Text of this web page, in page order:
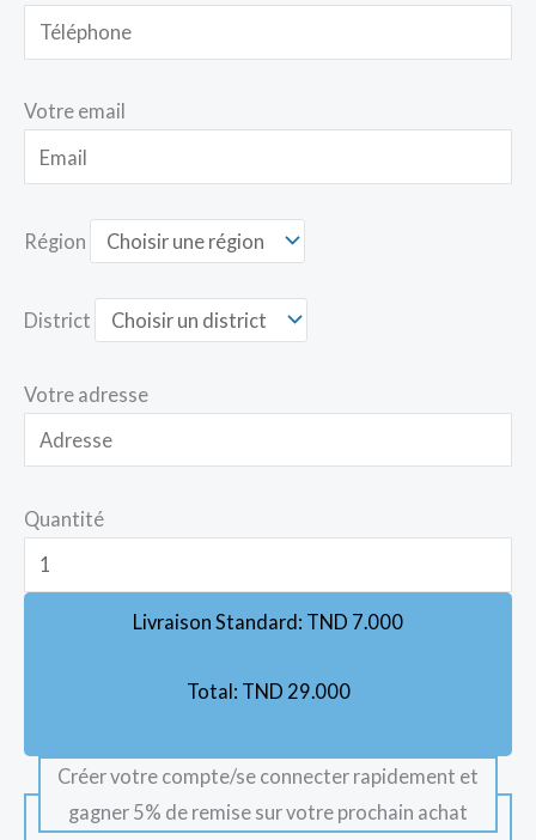
Votre email
Région
District
Votre adresse
Quantité
Livraison Standard: TND 7.000
Total: TND 29.000
Créer votre compte/se connecter rapidement et
gagner 5% de remise sur votre prochain achat